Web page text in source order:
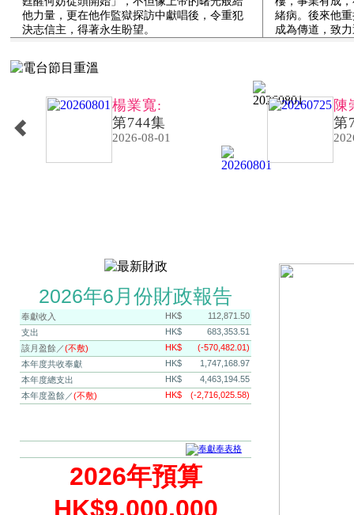
他力量，更在他作監獄探訪中獻唱後，令重犯
決志信主，得著永生盼望。
緒病。後來他
成為傳道，致
楊業寬:
第744集
2026-08-01
陳
第
2026年6月份財政報告
奉獻收入 HK$
112,871.50
支出
HK$
683,353.51
該月盈餘／(不敷) HK$
(-570,482.01)
本年度共收奉獻
HK$
1,747,168.97
本年度總支出
HK$
4,463,194.55
本年度盈餘／(不敷) HK$ (-2,716,025.58)
2026年預算
HK$9,000,000